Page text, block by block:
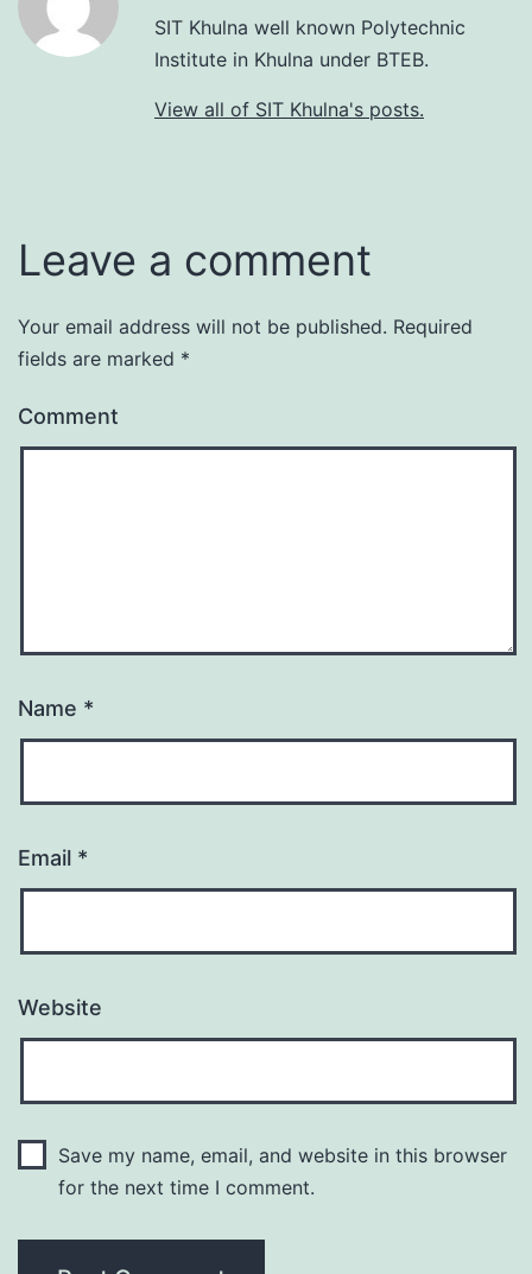
SIT Khulna well known Polytechnic
Institute in Khulna under BTEB.
View all of SIT Khulna's posts.
Leave a comment
Your email address will not be published. Required
fields are marked *
Comment
Name *
Email *
Website
Save my name, email, and website in this browser
for the next time I comment.